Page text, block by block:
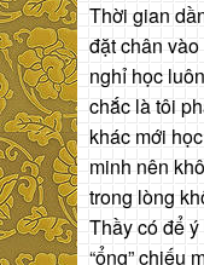
Thời gian
đặt chân
nghỉ học
chắc là tôi
khác mới
minh nên
trong lòng
Thầy có để
“ổng” chiếu